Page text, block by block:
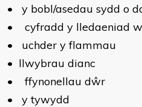
•
y bobl/asedau sydd o
•
cyfradd y lledaeniad
•
uchder y flammau
• llwybrau dianc
•
ffynonellau dŵr
•
y tywydd